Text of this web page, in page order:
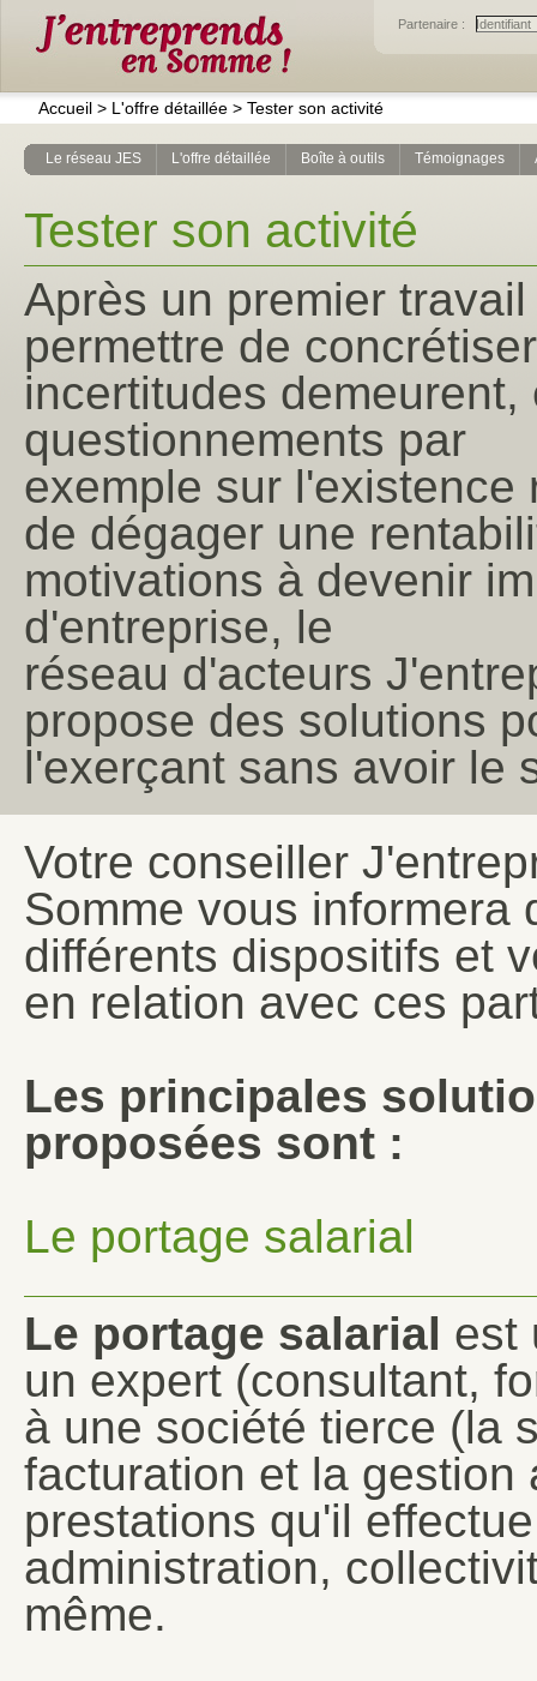
Partenaire :
Accueil > L'offre détaillée > Tester son activité
Le réseau JES L'offre détaillée Boîte à outils Témoignages
Tester son activité
Après un premier
permettre de
incertitudes
questionnements par
exemple sur l'existence
de dégager une
motivations à devenir
d'entreprise, le
réseau d'acteurs
propose des solutions
l'exerçant sans avoir le
Votre conseiller
Somme vous informera
différents dispositifs et
en relation avec ces
Les principales
proposées sont :
Le portage salarial
Le portage salarial est
un expert (consultant,
à une société tierce (la
facturation et la gestion
prestations qu'il
administration,
même.